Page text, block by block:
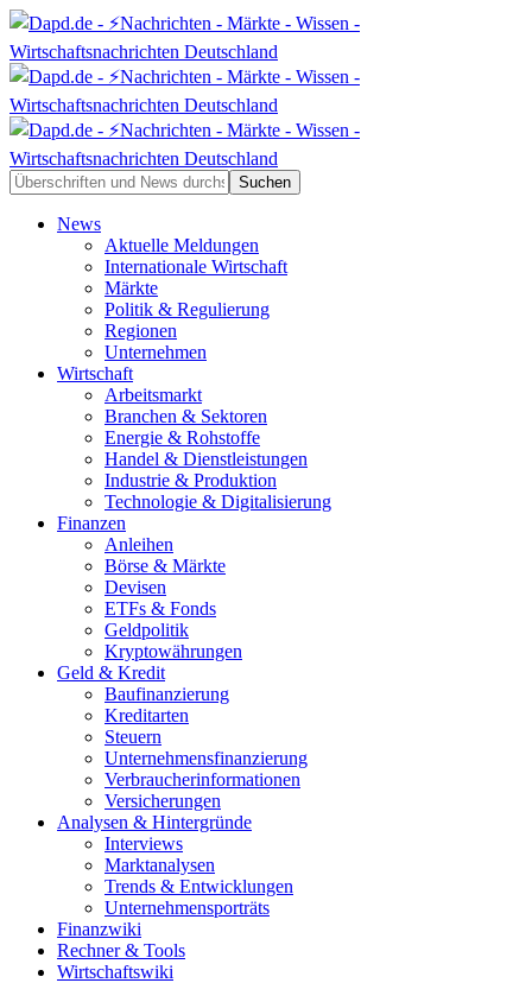
News
Aktuelle Meldungen
Internationale Wirtschaft
Märkte
Politik & Regulierung
Regionen
Unternehmen
Wirtschaft
Arbeitsmarkt
Branchen & Sektoren
Energie & Rohstoffe
Handel & Dienstleistungen
Industrie & Produktion
Technologie & Digitalisierung
Finanzen
Anleihen
Börse & Märkte
Devisen
ETFs & Fonds
Geldpolitik
Kryptowährungen
Geld & Kredit
Baufinanzierung
Kreditarten
Steuern
Unternehmensfinanzierung
Verbraucherinformationen
Versicherungen
Analysen & Hintergründe
Interviews
Marktanalysen
Trends & Entwicklungen
Unternehmensporträts
Finanzwiki
Rechner & Tools
Wirtschaftswiki